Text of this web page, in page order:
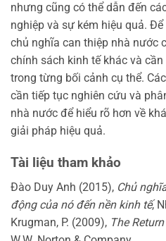
nhưng cũng có thể dẫn đến
nghiệp và sự kém hiệu quả.
chủ nghĩa can thiệp nhà nước
chính sách kinh tế khác và
trong từng bối cảnh cụ thể.
cần tiếp tục nghiên cứu và
nhà nước để hiểu rõ hơn về
giải pháp hiệu quả.
Tài liệu tham khảo
Đào Duy Anh (2015), Chủ
động của nó đến nền kinh tế,
Krugman, P. (2009), The